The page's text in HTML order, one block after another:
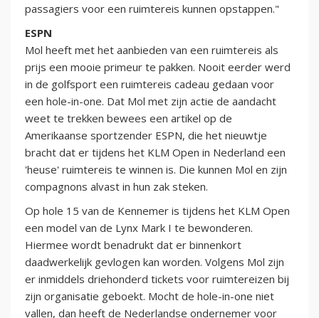
passagiers voor een ruimtereis kunnen opstappen."
ESPN
Mol heeft met het aanbieden van een ruimtereis als
prijs een mooie primeur te pakken. Nooit eerder werd
in de golfsport een ruimtereis cadeau gedaan voor
een hole-in-one. Dat Mol met zijn actie de aandacht
weet te trekken bewees een artikel op de
Amerikaanse sportzender ESPN, die het nieuwtje
bracht dat er tijdens het KLM Open in Nederland een
'heuse' ruimtereis te winnen is. Die kunnen Mol en zijn
compagnons alvast in hun zak steken.
Op hole 15 van de Kennemer is tijdens het KLM Open
een model van de Lynx Mark I te bewonderen.
Hiermee wordt benadrukt dat er binnenkort
daadwerkelijk gevlogen kan worden. Volgens Mol zijn
er inmiddels driehonderd tickets voor ruimtereizen bij
zijn organisatie geboekt. Mocht de hole-in-one niet
vallen, dan heeft de Nederlandse ondernemer voor